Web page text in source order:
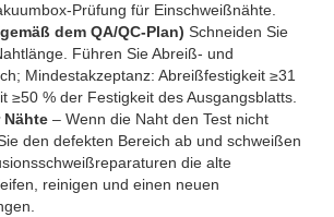
Prüfung für Einschweißnähte.
dem QA/QC-Plan) Schneiden Sie
Führen Sie Abreiß- und
Mindestakzeptanz: Abreißfestigkeit ≥31
≥50 % der Festigkeit des Ausgangsblatts.
Nähte – Wenn die Naht den Test nicht
den defekten Bereich ab und schweißen
die alte
reinigen und einen neuen